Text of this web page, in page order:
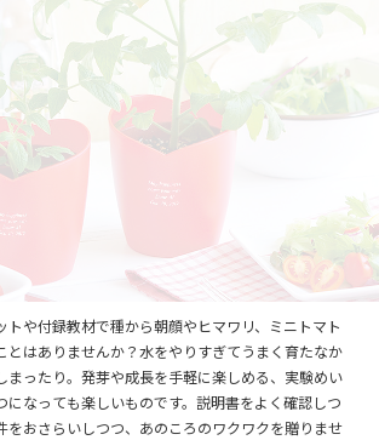
トや付録教材で種から朝顔やヒマワリ、ミニトマト
とはありませんか？水をやりすぎてうまく育たなか
まったり。発芽や成長を手軽に楽しめる、実験めい
になっても楽しいものです。説明書をよく確認しつ
をおさらいしつつ、あのころのワクワクを贈りませ